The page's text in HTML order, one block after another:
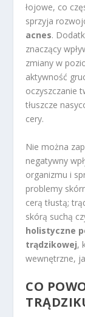
łojowe, co
sprzyja
acnes.
znaczący
zmiany w
aktywność
oczyszczanie
tłuszcze
cery.
Nie można
negatywny
organizmu i
problemy
cerą tłustą;
skórą suchą
holistyczne
trądzikowej,
wewnętrzne,
CO